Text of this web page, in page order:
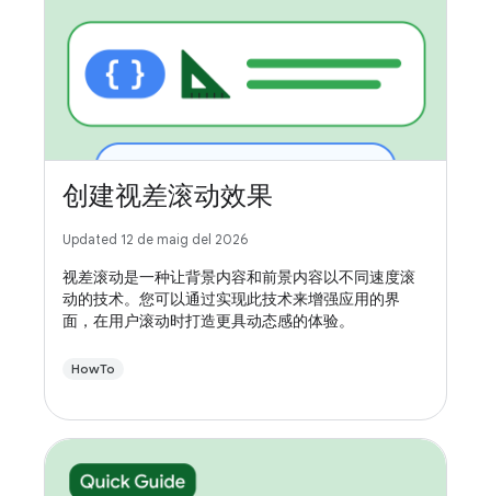
创建视差滚动效果
Updated 12 de maig del 2026
视差滚动是一种让背景内容和前景内容以不同速度滚
动的技术。您可以通过实现此技术来增强应用的界
面，在用户滚动时打造更具动态感的体验。
HowTo